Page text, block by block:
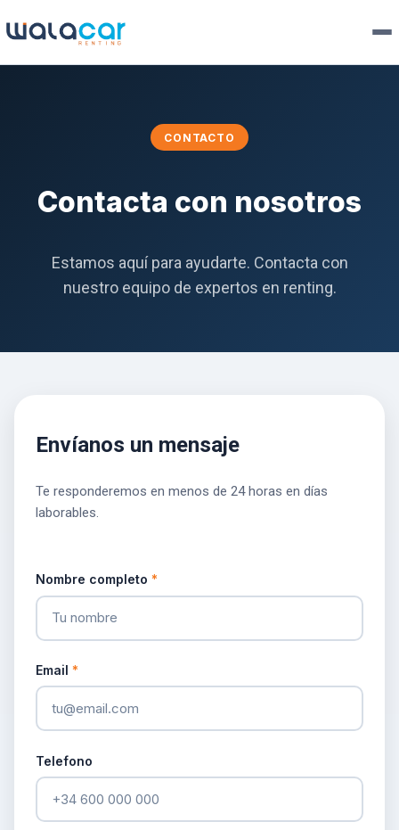
CONTACTO
Contacta con nosotros
Estamos aquí para ayudarte. Contacta con
nuestro equipo de expertos en renting.
Envíanos un mensaje
Te responderemos en menos de 24 horas en días
laborables.
Nombre completo *
Email *
Telefono